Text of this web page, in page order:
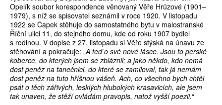
Opelík soubor korespondence věnovaný Věře Hrůzové (1901–
1979), s níž se spisovatel seznámil v roce 1920. V listopadu
1922 se Čapek stěhuje do samostatného bytu v malostranské
Říční ulici 11, do stejného domu, kde od roku 1907 bydlel
s rodinou. V dopise z 27. listopadu si Věře stýská na únavu ze
stěhování a pokračuje: „A teď o své nové lásce. Jsou to perské
koberce, do kterých jsem se zbláznil; a jako někdo, kdo nemá
dost peněz na tanečnici, do které se zamiloval, tak já nemám
dost peněz na tuto hříšnou vášeň. Ach, co všechno bych chtěl
psát o těch zářivých, lesklých hlubokých krasavicích, ale jsem
tak unaven, že stěží ovládám pravopis, natož vyšší poezii.“